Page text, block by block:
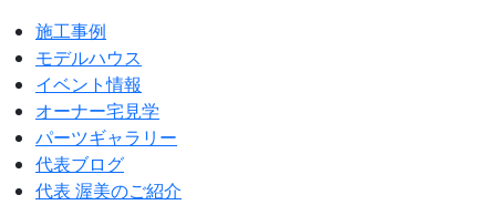
施工事例
モデルハウス
イベント情報
オーナー宅見学
パーツギャラリー
代表ブログ
代表 渥美のご紹介